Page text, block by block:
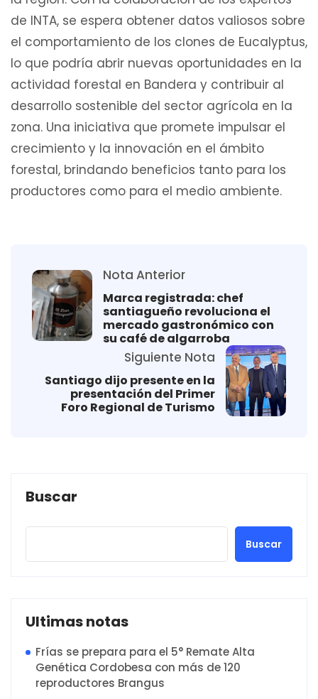
de INTA, se espera obtener datos valiosos sobre
el comportamiento de los clones de Eucalyptus,
lo que podría abrir nuevas oportunidades en la
actividad forestal en Bandera y contribuir al
desarrollo sostenible del sector agrícola en la
zona. Una iniciativa que promete impulsar el
crecimiento y la innovación en el ámbito
forestal, brindando beneficios tanto para los
productores como para el medio ambiente.
Nota Anterior
Marca registrada: chef
santiagueño revoluciona el
mercado gastronómico con
su café de algarroba
Siguiente Nota
Santiago dijo presente en la
presentación del Primer
Foro Regional de Turismo
Buscar
Buscar
Ultimas notas
Frías se prepara para el 5° Remate Alta
Genética Cordobesa con más de 120
reproductores Brangus